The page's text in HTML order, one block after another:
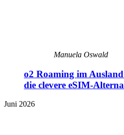
Manuela Oswald
o2 Roaming im
die clevere eSIM-
Juni 2026